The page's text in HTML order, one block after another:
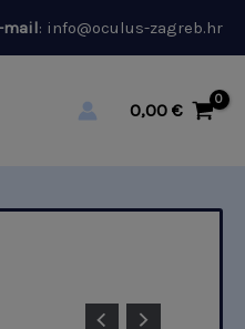
mail: info@oculus-zagreb.hr
0,00 €